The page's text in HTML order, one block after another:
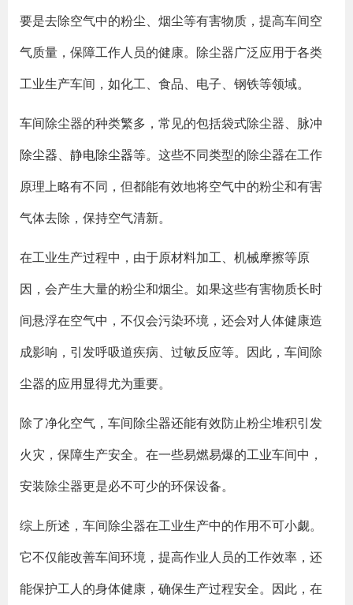
要是去除空气中的粉尘、烟尘等有害物质，提高车间空
气质量，保障工作人员的健康。除尘器广泛应用于各类
工业生产车间，如化工、食品、电子、钢铁等领域。
车间除尘器的种类繁多，常见的包括袋式除尘器、 脉冲
除尘器、 静电除尘器等。这些不同类型的除尘器在工作
原理上略有不同，但都能有效地将空气中的粉尘和有害
气体去除，保持空气清新。
在工业生产过程中，由于原材料加工、机械摩擦等原
因，会产生大量的粉尘和烟尘。如果这些有害物质长时
间悬浮在空气中，不仅会污染环境，还会对人体健康造
成影响，引发呼吸道疾病、过敏反应等。因此，车间除
尘器的应用显得尤为重要。
除了净化空气，车间除尘器还能有效防止粉尘堆积引发
火灾，保障生产安全。在一些易燃易爆的工业车间中，
安装除尘器更是必不可少的环保设备。
综上所述，车间除尘器在工业生产中的作用不可小觑。
它不仅能改善车间环境，提高作业人员的工作效率，还
能保护工人的身体健康，确保生产过程安全。因此，在